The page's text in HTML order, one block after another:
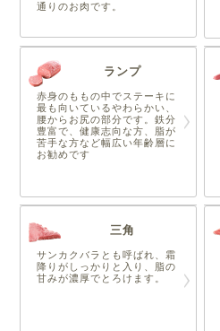
通りのお肉です。
ランプ
赤身のももの中でステーキに
最も向いているやわらかい、
腰からお尻の部分です。鉄分
豊富で、健康志向な方、脂が
苦手な方など幅広い年齢層に
お勧めです
三角
サンカクバラとも呼ばれ、霜
降りがしっかりと入り、脂の
甘みが濃厚でとろけます。